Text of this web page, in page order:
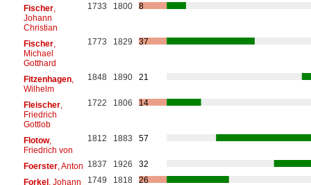
Fischer,
Johann
Christian
1733 1800 8
Fischer,
Michael
Gotthard
1773 1829 37
Fitzenhagen,
Wilhelm
1848 1890 21
Fleischer,
Friedrich
Gottlob
1722 1806 14
Flotow,
Friedrich von
1812 1883 57
Foerster, Anton 1837 1926
32
Forkel, Johann 1749 1818 26